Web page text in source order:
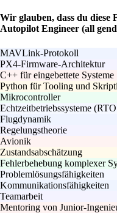
Wir glauben, dass du diese
Autopilot Engineer (all
MAVLink-Protokoll
PX4-Firmware-Architektur
C++ für eingebettete Systeme
Python für Tooling und
Mikrocontroller
Echtzeitbetriebssysteme
Flugdynamik
Regelungstheorie
Avionik
Zustandsabschätzung
Fehlerbehebung komplexer
Problemlösungsfähigkeiten
Kommunikationsfähigkeiten
Teamarbeit
Mentoring von Junior-